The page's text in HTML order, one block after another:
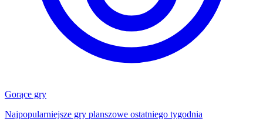
Gorące gry
Najpopularniejsze gry planszowe ostatniego tygodnia